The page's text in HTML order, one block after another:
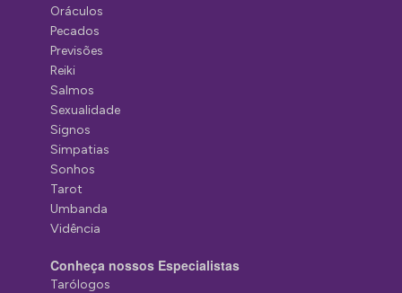
Oráculos
Pecados
Previsões
Reiki
Salmos
Sexualidade
Signos
Simpatias
Sonhos
Tarot
Umbanda
Vidência
Conheça nossos Especialistas
Tarólogos